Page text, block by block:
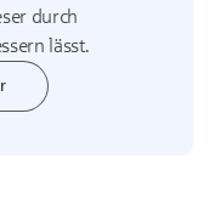
durch
lässt.